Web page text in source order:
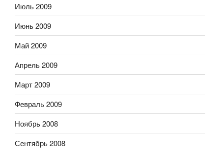
Июль 2009
Июнь 2009
Май 2009
Апрель 2009
Март 2009
Февраль 2009
Ноябрь 2008
Сентябрь 2008